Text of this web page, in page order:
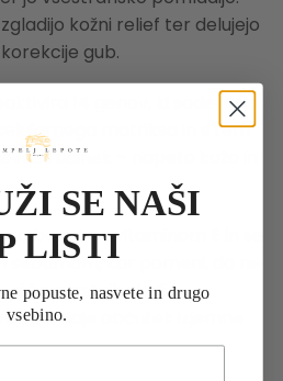
kožni relief ter delujejo
gub.
14 genov, ki sodelujejo
matriksa in s tem
učinek – napeto kožo in
bogato z vitaminom E in se
kar pomeni, da ne
mastnih sledi.
koži daje občutek izjemne
SE NAŠI
LISTI
popuste, nasvete in drugo
vsebino.